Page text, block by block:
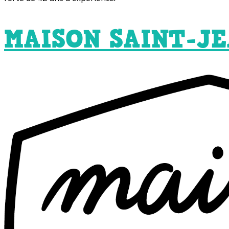
MAISON SAINT-